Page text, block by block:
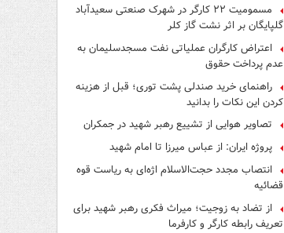
مسمومیت ۲۲ کارگر در شهرک صنعتی سعیدآباد
گلپایگان بر اثر نشت گاز کلر
اعتراض کارگران عملیاتی نفت مسجدسلیمان به
عدم پرداخت حقوق
راهنمای خرید صندلی پشت توری؛ قبل از هزینه
کردن این نکات را بدانید
تصاویر هوایی از تشییع رهبر شهید در جمکران
پروژه ایران: از عباس میرزا تا امام شهید
انتصاب مجدد حجت‌الاسلام اژه‌ای به ریاست قوه‌
قضائیه
از تضاد به زوجیت؛ میراث فکری رهبر شهید برای
تعریف رابطه کارگر و کارفرما